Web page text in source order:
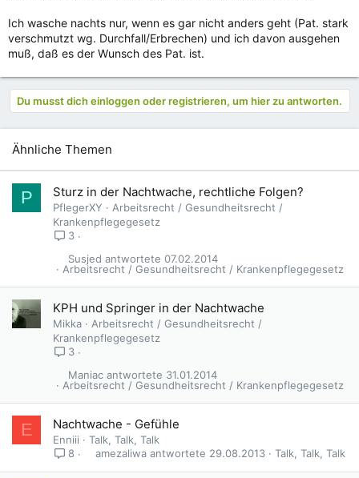
Ich wasche nachts nur, wenn es gar nicht anders geht (Pat. stark
verschmutzt wg. Durchfall/Erbrechen) und ich davon ausgehen
muß, daß es der Wunsch des Pat. ist.
Du musst dich einloggen oder registrieren, um hier zu antworten.
Ähnliche Themen
P Sturz in der Nachtwache, rechtliche Folgen?
PflegerXY
Arbeitsrecht / Gesundheitsrecht /
Krankenpflegegesetz
3
Arbeitsrecht / Gesundheitsrecht / Krankenpflegegesetz
07.02.2014
Susjed
KPH und Springer in der Nachtwache
Mikka
Arbeitsrecht / Gesundheitsrecht /
Krankenpflegegesetz
3
Arbeitsrecht / Gesundheitsrecht / Krankenpflegegesetz
31.01.2014
Maniac
E Nachtwache - Gefühle
Enniii
Talk, Talk, Talk
8
Talk, Talk, Talk
29.08.2013
amezaliwa